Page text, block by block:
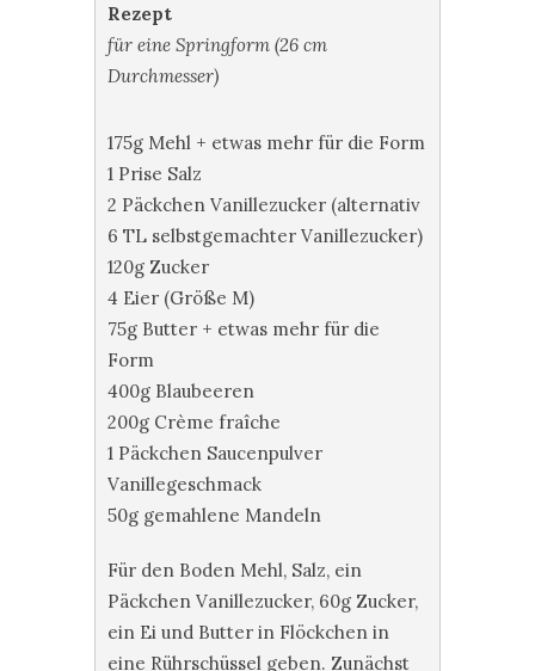
Rezept
für eine Springform (26 cm
Durchmesser)
175g Mehl + etwas mehr für die Form
1 Prise Salz
2 Päckchen Vanillezucker (alternativ
6 TL selbstgemachter Vanillezucker)
120g Zucker
4 Eier (Größe M)
75g Butter + etwas mehr für die
Form
400g Blaubeeren
200g Crème fraîche
1 Päckchen Saucenpulver
Vanillegeschmack
50g gemahlene Mandeln
Für den Boden Mehl, Salz, ein
Päckchen Vanillezucker, 60g Zucker,
ein Ei und Butter in Flöckchen in
eine Rührschüssel geben. Zunächst